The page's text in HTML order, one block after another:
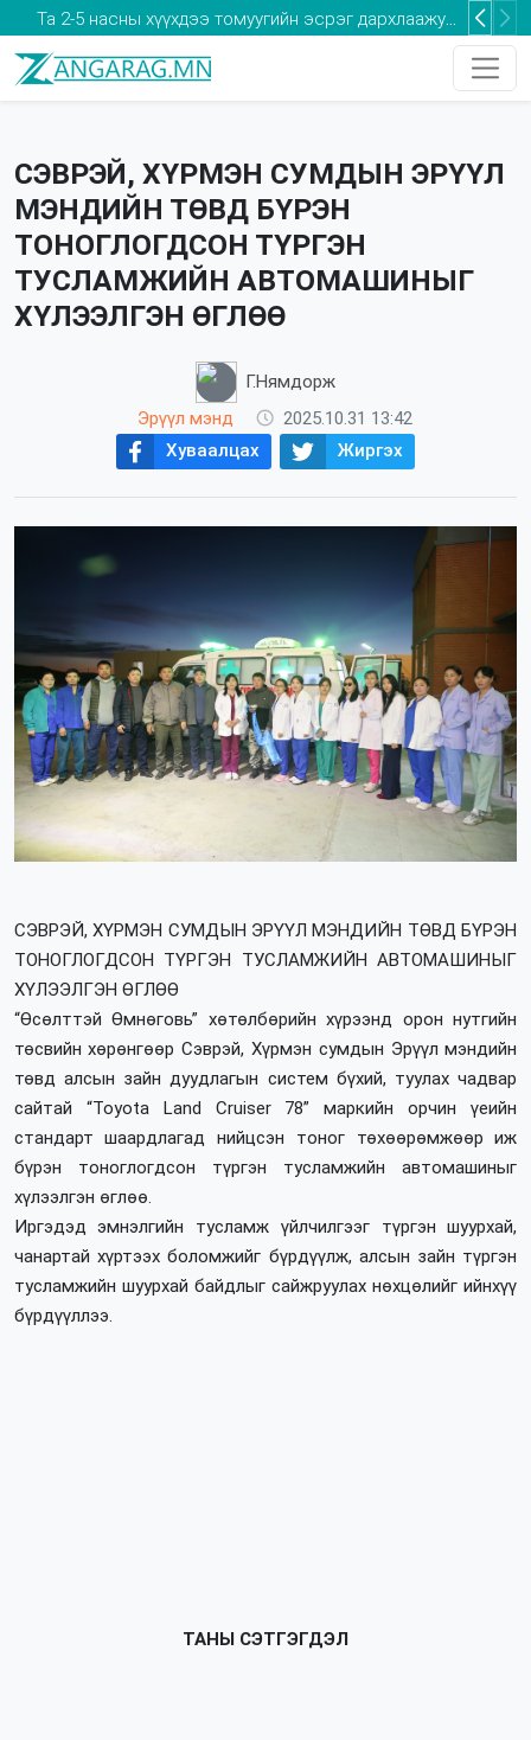
Та 2-5 насны хүүхдээ томуугийн эсрэг дархлаажуулалтад хамруулаарай
СЭВРЭЙ, ХҮРМЭН СУМДЫН ЭРҮҮЛ
МЭНДИЙН ТӨВД БҮРЭН
ТОНОГЛОГДСОН ТҮРГЭН
ТУСЛАМЖИЙН АВТОМАШИНЫГ
ХҮЛЭЭЛГЭН ӨГЛӨӨ
Г.Нямдорж
Эрүүл мэнд
2025.10.31 13:42
Хуваалцах
Жиргэх
СЭВРЭЙ, ХҮРМЭН СУМДЫН ЭРҮҮЛ МЭНДИЙН ТӨВД БҮРЭН
ТОНОГЛОГДСОН ТҮРГЭН ТУСЛАМЖИЙН АВТОМАШИНЫГ
ХҮЛЭЭЛГЭН ӨГЛӨӨ
“Өсөлттэй Өмнөговь” хөтөлбөрийн хүрээнд орон нутгийн
төсвийн хөрөнгөөр Сэврэй, Хүрмэн сумдын Эрүүл мэндийн
төвд алсын зайн дуудлагын систем бүхий, туулах чадвар
сайтай “Toyota Land Cruiser 78” маркийн орчин үеийн
стандарт шаардлагад нийцсэн тоног төхөөрөмжөөр иж
бүрэн тоноглогдсон түргэн тусламжийн автомашиныг
хүлээлгэн өглөө.
Иргэдэд эмнэлгийн тусламж үйлчилгээг түргэн шуурхай,
чанартай хүртээх боломжийг бүрдүүлж, алсын зайн түргэн
тусламжийн шуурхай байдлыг сайжруулах нөхцөлийг ийнхүү
бүрдүүллээ.
ТАНЫ СЭТГЭГДЭЛ